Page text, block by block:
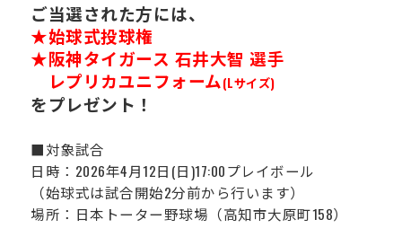
ご当選された方には、
★始球式投球権
★阪神タイガース 石井大智 選手
レプリカユニフォーム(Lサイズ)
をプレゼント！
■対象試合
日時：2026年4月12日(日)17:00プレイボール
（始球式は試合開始2分前から行います）
場所：日本トーター野球場（高知市大原町158）